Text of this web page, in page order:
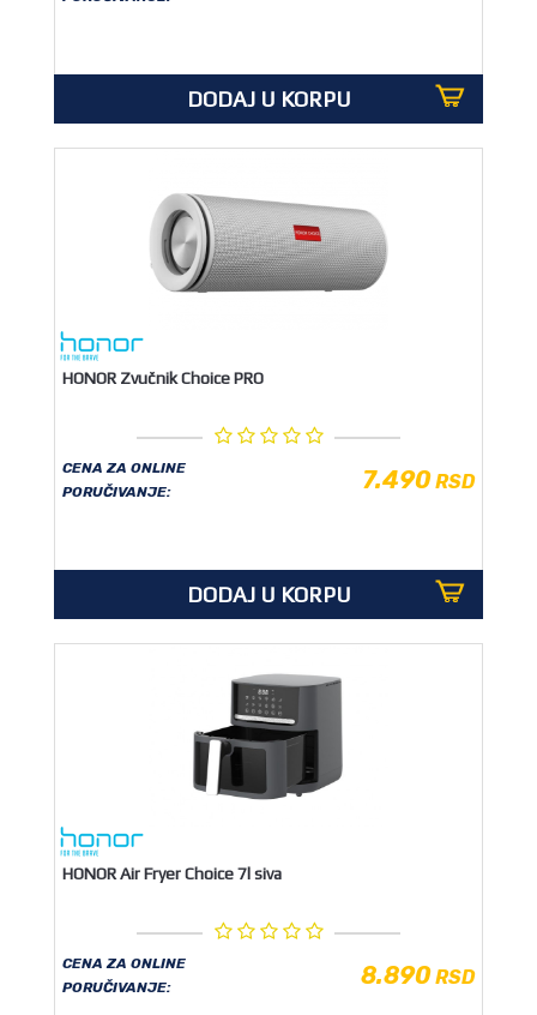
DODAJ U KORPU
HONOR Zvučnik Choice PRO
CENA ZA ONLINE
PORUČIVANJE:
7.490RSD
DODAJ U KORPU
HONOR Air Fryer Choice 7l siva
CENA ZA ONLINE
PORUČIVANJE:
8.890RSD